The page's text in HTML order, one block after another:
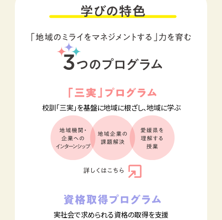
校訓「三実」を基盤に地域に根ざし、地域に学ぶ
実社会で求められる資格の取得を支援